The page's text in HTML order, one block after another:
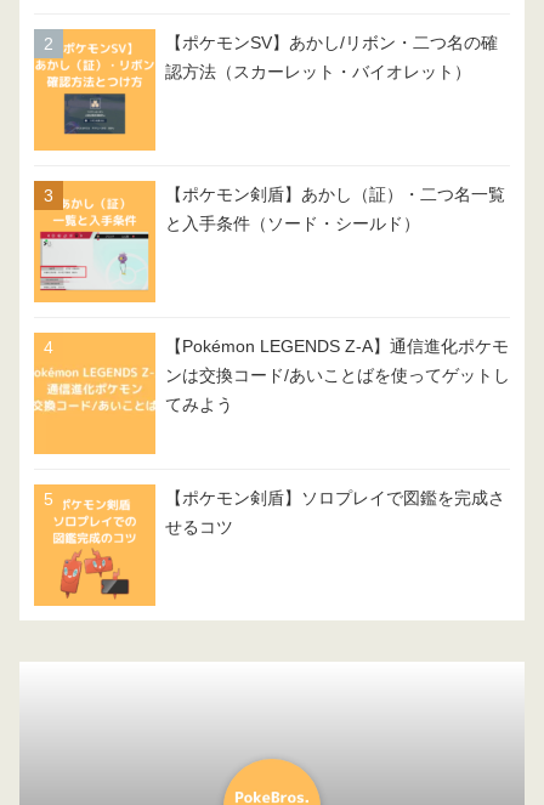
【ポケモンSV】あかし/リボン・二つ名の確
認方法（スカーレット・バイオレット）
【ポケモン剣盾】あかし（証）・二つ名一覧
と入手条件（ソード・シールド）
【Pokémon LEGENDS Z-A】通信進化ポケモ
ンは交換コード/あいことばを使ってゲットし
てみよう
【ポケモン剣盾】ソロプレイで図鑑を完成さ
せるコツ